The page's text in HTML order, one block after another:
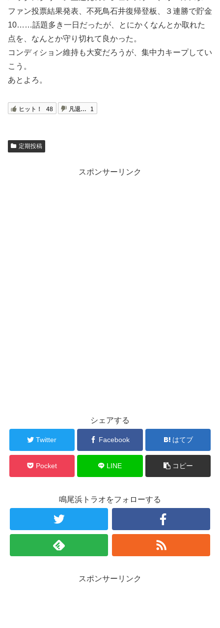
ファン投票結果発表、不死鳥石井復帰登板、３連勝で貯金
10……話題多き一日だったが、とにかくなんとか取れた
点を、なんとか守り切れて良かった。
コンディション維持も大変だろうが、集中力キープしてい
こう。
あとよろ。
ヒット！ 48 凡退… 1
定期投稿
スポンサーリンク
シェアする
Twitter Facebook はてブ
Pocket LINE コピー
鳴尾浜トラオをフォローする
スポンサーリンク